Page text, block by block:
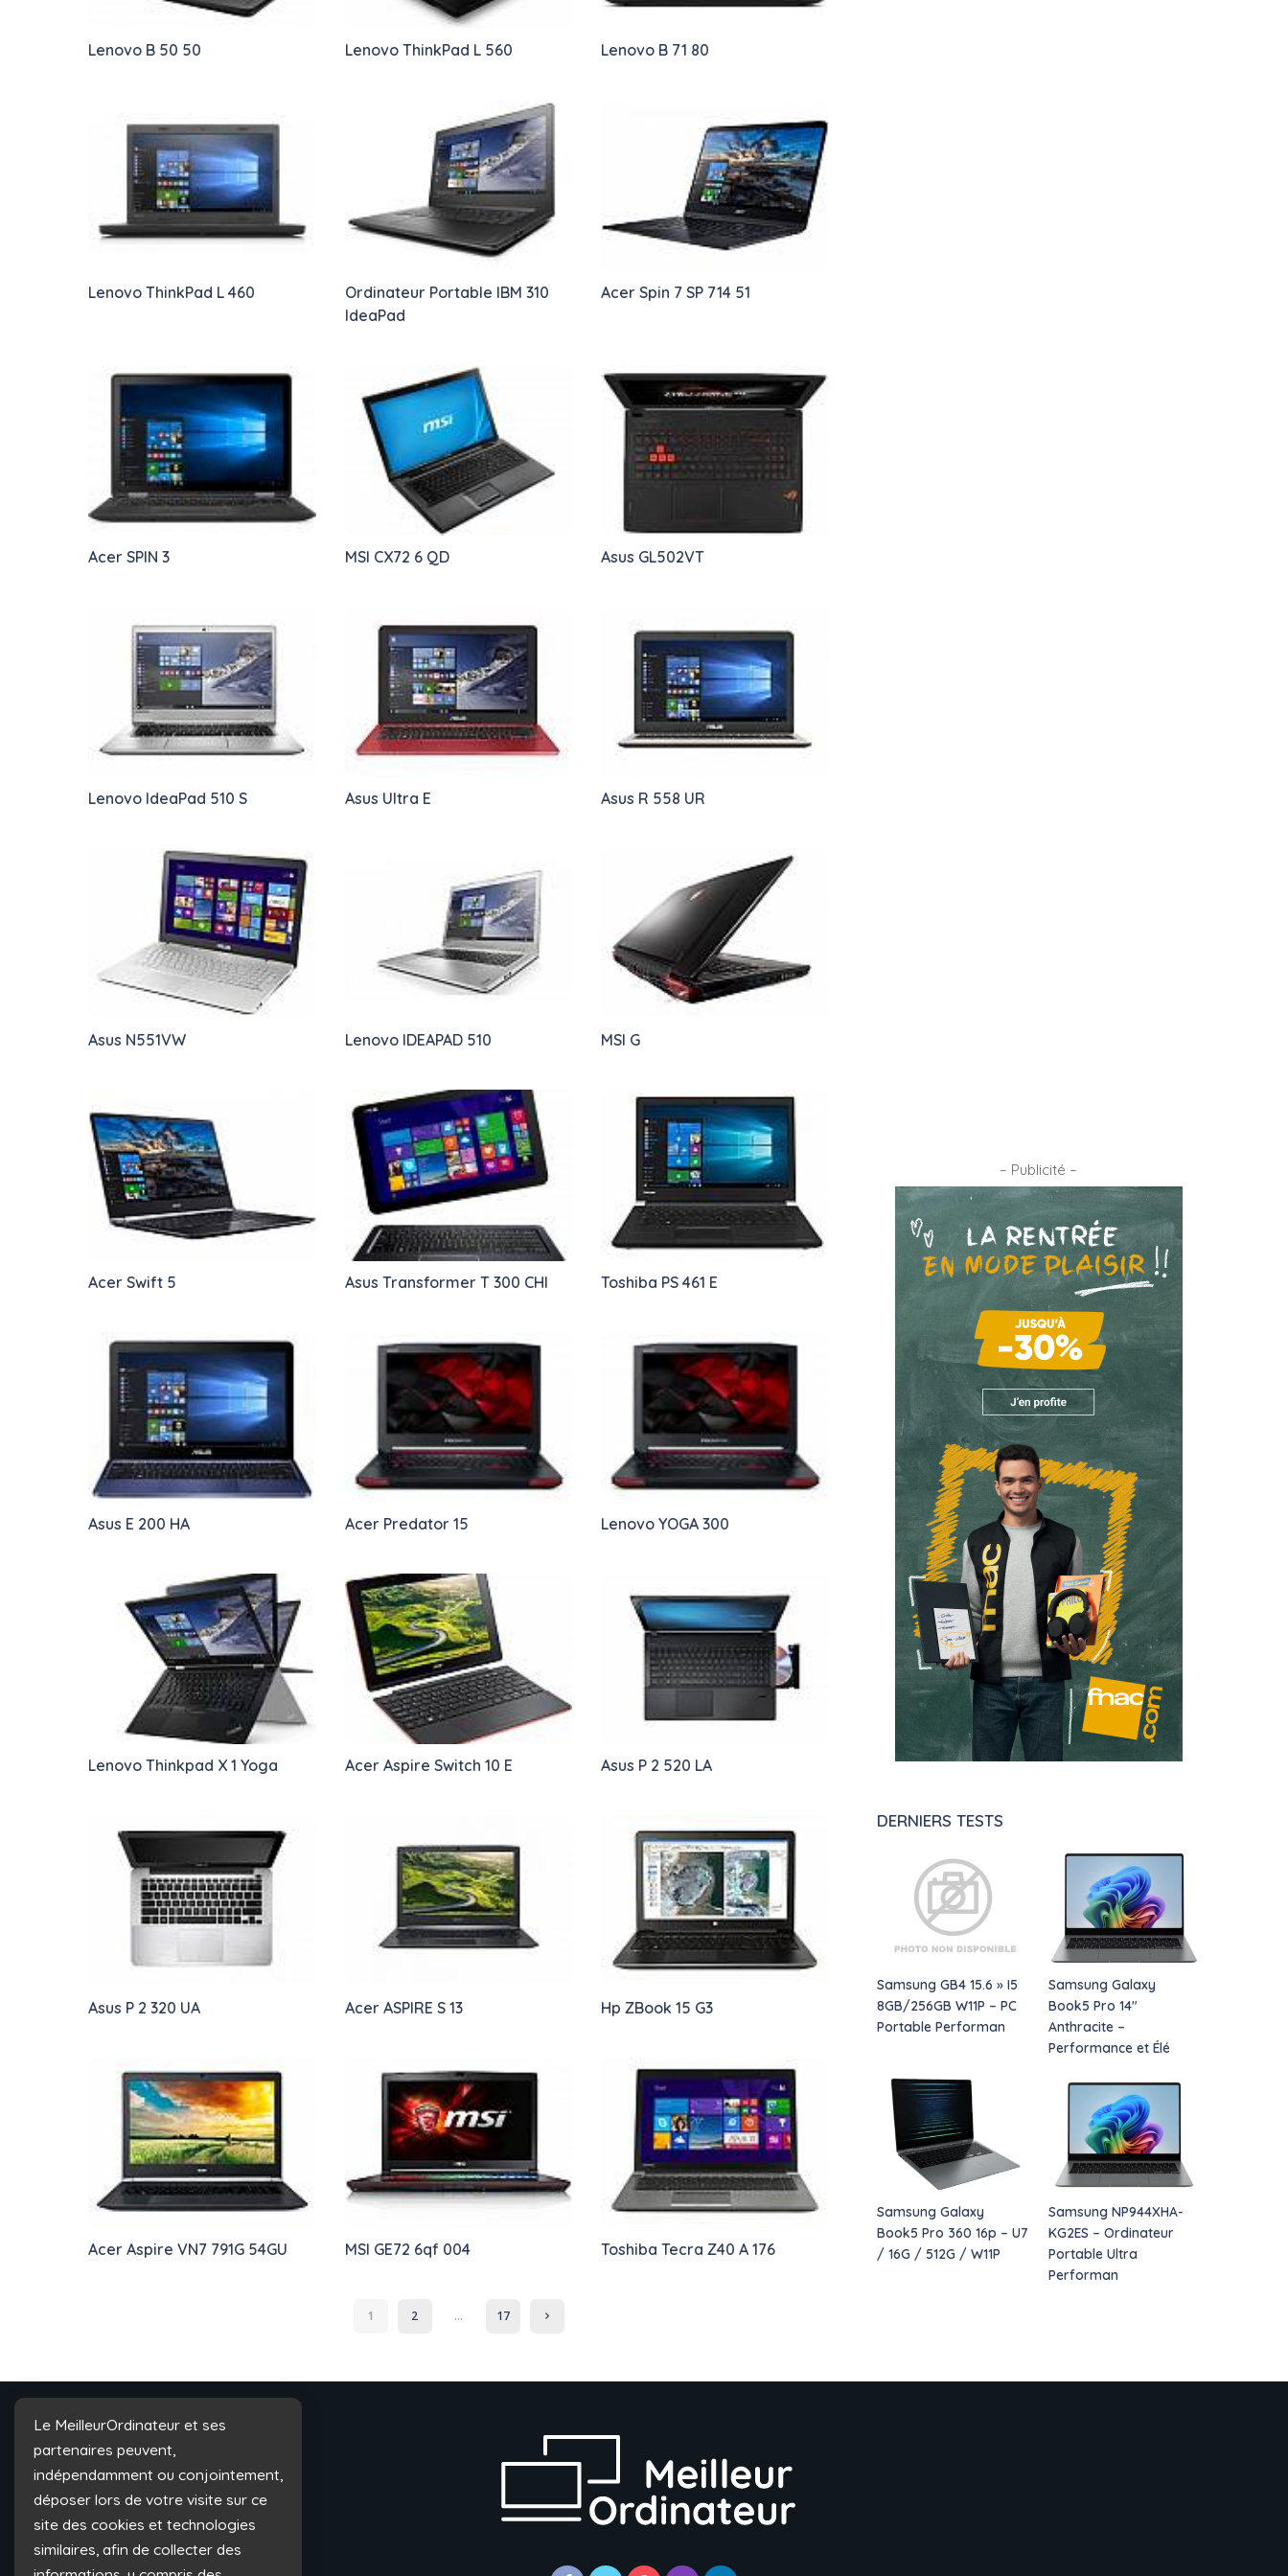
Lenovo B 50 50 Lenovo ThinkPad L 560 Lenovo B 71 80
Lenovo ThinkPad L 460
Ordinateur Portable IBM 310
IdeaPad
Acer Spin 7 SP 714 51
Acer SPIN 3 MSI CX72 6 QD Asus GL502VT
Lenovo IdeaPad 510 S Asus Ultra E Asus R 558 UR
Asus N551VW Lenovo IDEAPAD 510 MSI G
Acer Swift 5 Asus Transformer T 300 CHI Toshiba PS 461 E
Asus E 200 HA Acer Predator 15 Lenovo YOGA 300
Lenovo Thinkpad X 1 Yoga Acer Aspire Switch 10 E Asus P 2 520 LA
Asus P 2 320 UA Acer ASPIRE S 13 Hp ZBook 15 G3
Acer Aspire VN7 791G 54GU MSI GE72 6qf 004 Toshiba Tecra Z40 A 176
1 2 … 17
– Publicité –
DERNIERS TESTS
Samsung GB4 15.6 » I5
8GB/256GB W11P – PC
Portable Performan
Samsung Galaxy
Book5 Pro 14″
Anthracite –
Performance et Élé
Samsung Galaxy
Book5 Pro 360 16p – U7
/ 16G / 512G / W11P
Samsung NP944XHA-
KG2ES – Ordinateur
Portable Ultra
Performan
Le MeilleurOrdinateur et ses
partenaires peuvent,
indépendamment ou conjointement,
déposer lors de votre visite sur ce
site des cookies et technologies
similaires, afin de collecter des